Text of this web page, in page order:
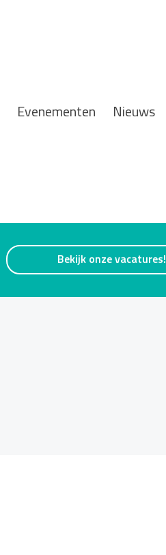
Evenementen Nieuws
Bekijk onze vacatures!